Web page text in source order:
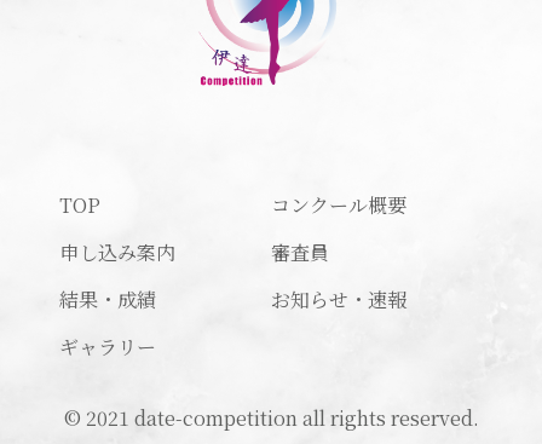
TOP
コンクール概要
申し込み案内
審査員
結果・成績
お知らせ・速報
ギャラリー
© 2021 date-competition all rights reserved.